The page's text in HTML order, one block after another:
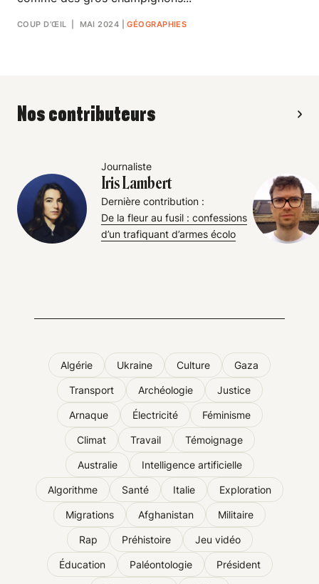
COUP D’ŒIL | MAI 2024 |GÉOGRAPHIES
Nos contributeurs
Journaliste
Iris Lambert
Dernière contribution :
De la fleur au fusil : confessions
d’un trafiquant d’armes écolo
Algérie Ukraine Culture Gaza
Transport Archéologie Justice
Arnaque Électricité Féminisme
Climat Travail Témoignage
Australie Intelligence artificielle
Algorithme Santé Italie Exploration
Migrations Afghanistan Militaire
Rap Préhistoire Jeu vidéo
Éducation Paléontologie Président